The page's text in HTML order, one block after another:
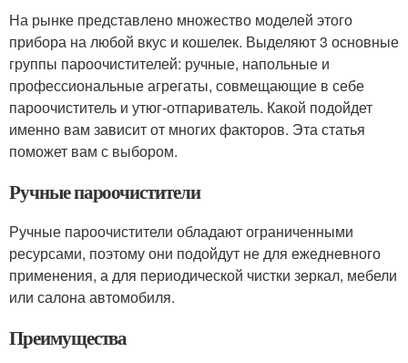
На рынке представлено множество моделей этого
прибора на любой вкус и кошелек. Выделяют 3 основные
группы пароочистителей: ручные, напольные и
профессиональные агрегаты, совмещающие в себе
пароочиститель и утюг-отпариватель. Какой подойдет
именно вам зависит от многих факторов. Эта статья
поможет вам с выбором.
Ручные пароочистители
Ручные пароочистители обладают ограниченными
ресурсами, поэтому они подойдут не для ежедневного
применения, а для периодической чистки зеркал, мебели
или салона автомобиля.
Преимущества